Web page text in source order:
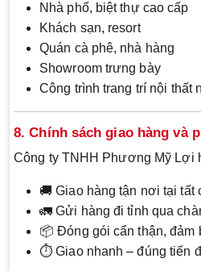
Nhà phố, biệt thự cao cấp
Khách sạn, resort
Quán cà phê, nhà hàng
Showroom trưng bày
Công trình trang trí nội thất
8. Chính sách giao hàng và
Công ty TNHH Phương Mỹ Lợi
🚚 Giao hàng tận nơi tại tất
🚛 Gửi hàng đi tỉnh qua
📦 Đóng gói cẩn thận, đảm
⏱ Giao nhanh – đúng tiến